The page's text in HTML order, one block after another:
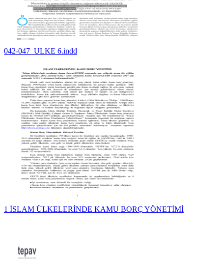
042-047_ULKE 6.indd
1 İSLAM ÜLKELERİNDE KAMU BORÇ YÖNETİMİ